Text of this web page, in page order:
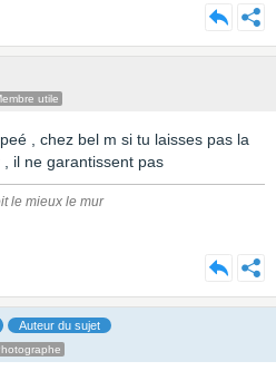
utile
, chez bel m si tu laisses pas la
il ne garantissent pas
le mieux le mur
Auteur du sujet